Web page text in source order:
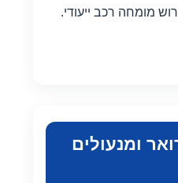
מומחה רכב ייעודי.
ומנעולים